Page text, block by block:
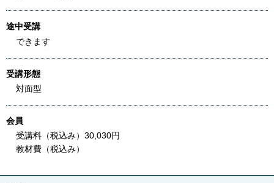
途中受講
できます
受講形態
対面型
会員
受講料（税込み）30,030円
教材費（税込み）